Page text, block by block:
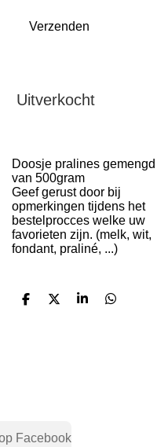
Verzenden
Uitverkocht
Doosje pralines gemengd
van 500gram
Geef gerust door bij
opmerkingen tijdens het
bestelprocces welke uw
favorieten zijn. (melk, wit,
fondant, praliné, ...)
D
D
S
D
Facebook